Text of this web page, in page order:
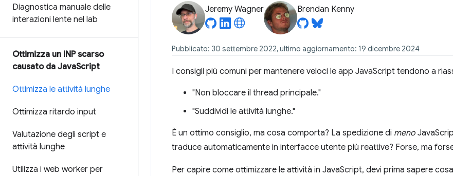
Diagnostica manuale delle
interazioni lente nel lab
Ottimizza un INP scarso
causato da JavaScript
Ottimizza le attività lunghe
Ottimizza ritardo input
Valutazione degli script e
attività lunghe
Utilizza i web worker per
Jeremy Wagner Brendan Kenny
Pubblicato: 30 settembre 2022, ultimo aggiornamento: 19 dicembre 2024
I consigli più comuni per mantenere veloci le app JavaScript tendono a
"Non bloccare il thread principale."
"Suddividi le attività lunghe."
È un ottimo consiglio, ma cosa comporta? La spedizione di meno
traduce automaticamente in interfacce utente più reattive? Forse, ma
Per capire come ottimizzare le attività in JavaScript, devi prima sapere